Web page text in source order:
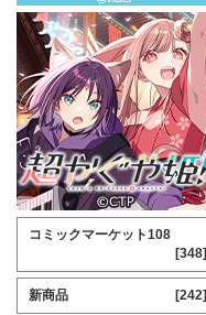
コミックマーケット108
[348]
新商品 [242]